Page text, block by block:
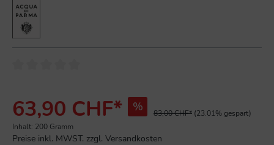
63,90 CHF* % 83,00 CHF* (23.01% gespart)
Inhalt: 200 Gramm
Preise inkl. MWST. zzgl. Versandkosten